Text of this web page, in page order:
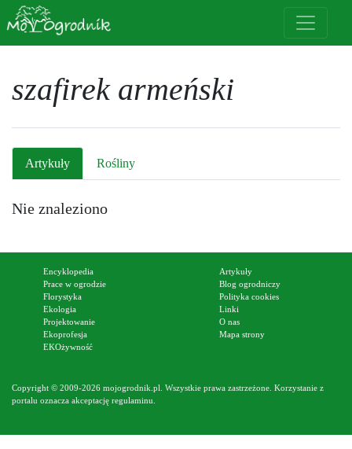
szafirek armeński
Artykuły Rośliny
Nie znaleziono
Encyklopedia
Prace w ogrodzie
Florystyka
Ekologia
Projektowanie
Ekoprofesja
EKOżywność
Artykuły
Blog ogrodniczy
Polityka cookies
Linki
O nas
Mapa strony
Copyright © 2009-2026 mojogrodnik.pl. Wszystkie prawa zastrzeżone. Korzystanie z
portalu oznacza akceptację regulaminu.